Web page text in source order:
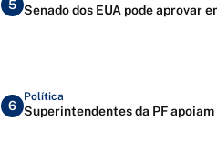
5 Senado dos EUA pode aprovar
6
Política
Superintendentes da PF